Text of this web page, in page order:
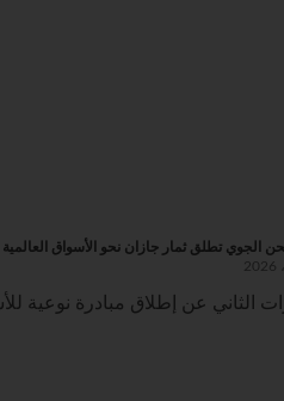
الجوي تطلق ثمار جازان نحو الأسواق العالمية
الثاني عن إطلاق مبادرة نوعية